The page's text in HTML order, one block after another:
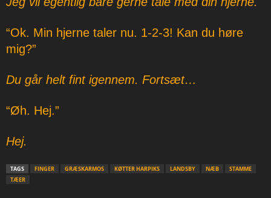
“Ok. Min hjerne taler nu. 1-2-3! Kan du høre
mig?”
Du går helt fint igennem. Fortsæt…
“Øh. Hej.”
Hej.
TAGS FINGER GRÆSKARMOS KØTTER HARPIKS LANDSBY NÆB
STAMME
TÆER